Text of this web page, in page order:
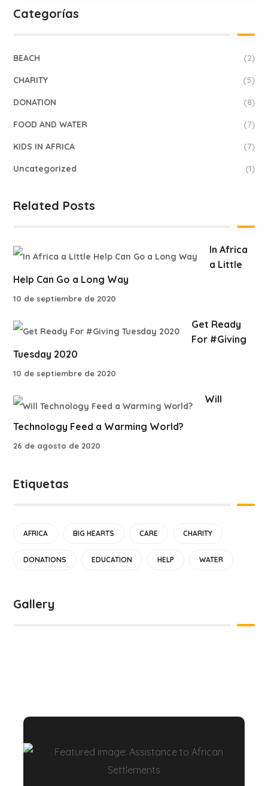
Categorías
BEACH (2)
CHARITY (5)
DONATION (8)
FOOD AND WATER (7)
KIDS IN AFRICA (7)
Uncategorized (1)
Related Posts
In Africa
a Little
Help Can Go a Long Way
10 de septiembre de 2020
Get Ready
For #Giving
Tuesday 2020
10 de septiembre de 2020
Will
Technology Feed a Warming World?
26 de agosto de 2020
Etiquetas
AFRICA BIG HEARTS CARE CHARITY
DONATIONS EDUCATION HELP WATER
Gallery